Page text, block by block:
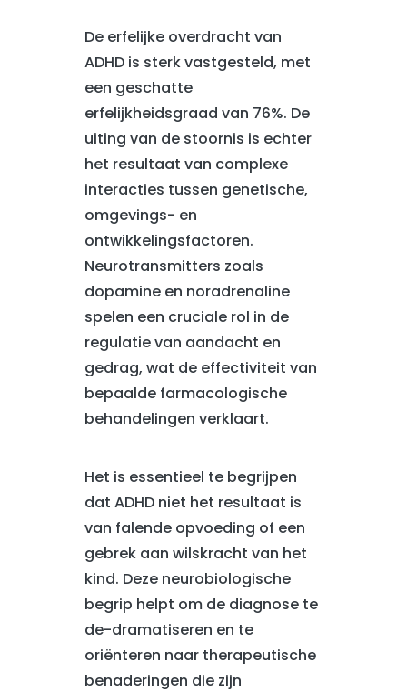
De erfelijke overdracht van
ADHD is sterk vastgesteld, met
een geschatte
erfelijkheidsgraad van 76%. De
uiting van de stoornis is echter
het resultaat van complexe
interacties tussen genetische,
omgevings- en
ontwikkelingsfactoren.
Neurotransmitters zoals
dopamine en noradrenaline
spelen een cruciale rol in de
regulatie van aandacht en
gedrag, wat de effectiviteit van
bepaalde farmacologische
behandelingen verklaart.
Het is essentieel te begrijpen
dat ADHD niet het resultaat is
van falende opvoeding of een
gebrek aan wilskracht van het
kind. Deze neurobiologische
begrip helpt om de diagnose te
de-dramatiseren en te
oriënteren naar therapeutische
benaderingen die zijn